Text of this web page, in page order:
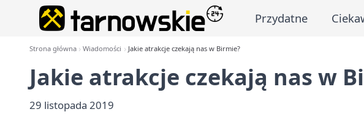
Przydatne
Strona główna Wiadomości Jakie atrakcje czekają nas w Birmie?
Jakie atrakcje czekają nas w
29 listopada 2019